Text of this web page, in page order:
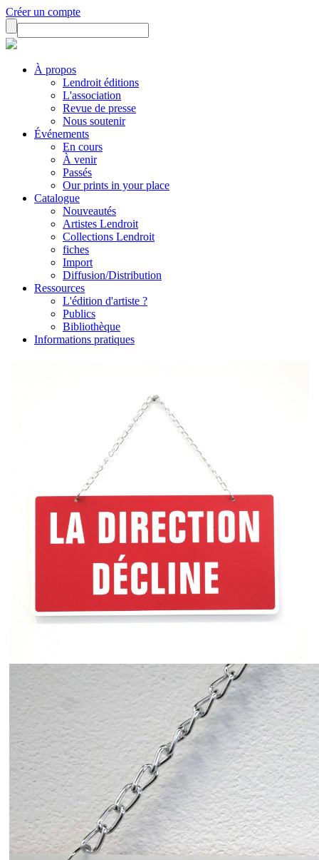
Créer un compte
À propos
Lendroit éditions
L'association
Revue de presse
Nous soutenir
Événements
En cours
À venir
Passés
Our prints in your place
Catalogue
Nouveautés
Artistes Lendroit
Collections Lendroit
fiches
Import
Diffusion/Distribution
Ressources
L'édition d'artiste ?
Publics
Bibliothèque
Informations pratiques